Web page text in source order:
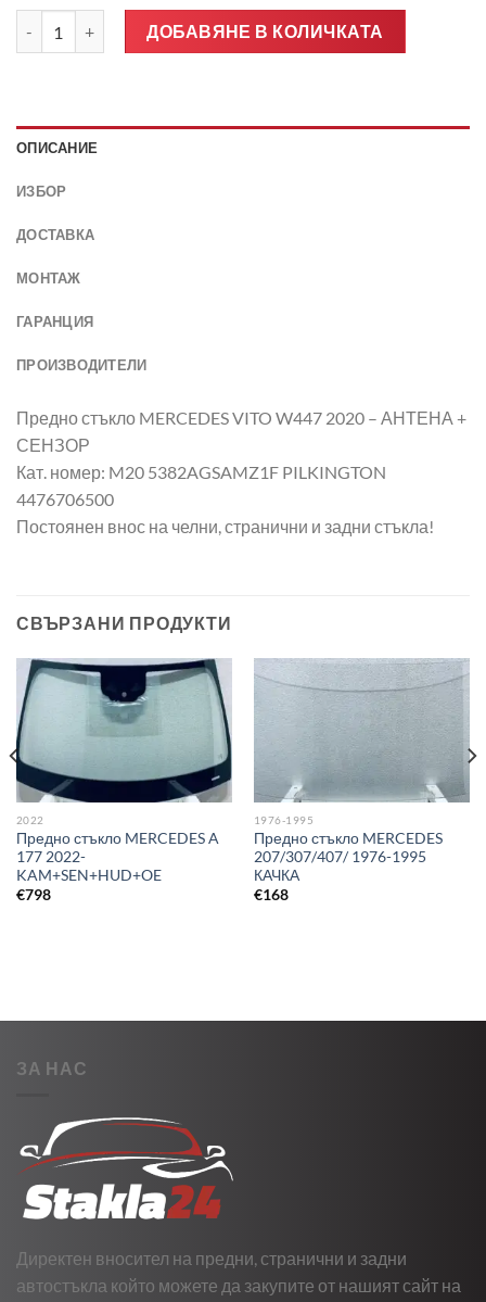
количество за Предно стъкло MERCEDES VITO W447 2020 -
ДОБАВЯНЕ В КОЛИЧКАТА
ОПИСАНИЕ
ИЗБОР
ДОСТАВКА
МОНТАЖ
ГАРАНЦИЯ
ПРОИЗВОДИТЕЛИ
Предно стъкло MERCEDES VITO W447 2020 – АНТЕНА +
СЕНЗОР
Кат. номер: M20 5382AGSAMZ1F PILKINGTON
4476706500
Постоянен внос на челни, странични и задни стъкла!
СВЪРЗАНИ ПРОДУКТИ
2022
Предно стъкло MERCEDES A
177 2022-
KAM+SEN+HUD+OE
€798
1976-1995
Предно стъкло MERCEDES
207/307/407/ 1976-1995
КАЧКА
€168
ЗА НАС
Директен вносител на предни, странични и задни
автостъкла който можете да закупите от нашият сайт на